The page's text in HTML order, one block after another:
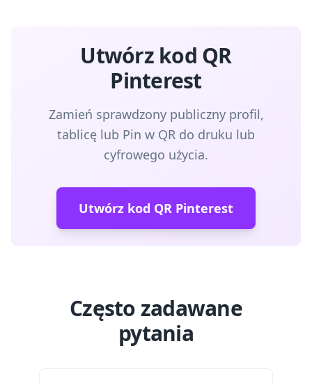
Utwórz kod QR
Pinterest
Zamień sprawdzony publiczny profil,
tablicę lub Pin w QR do druku lub
cyfrowego użycia.
Utwórz kod QR Pinterest
Często zadawane
pytania